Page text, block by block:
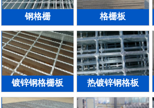
钢格栅 格栅板
镀锌钢格栅板 热镀锌钢格板